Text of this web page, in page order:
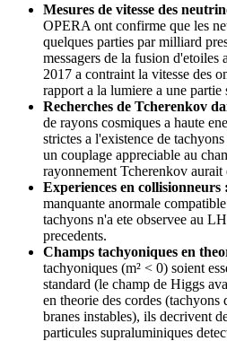
Mesures de vitesse des
OPERA ont confirme que les
quelques parties par milliard
messagers de la fusion d'etoiles
2017 a contraint la vitesse des
rapport a la lumiere a une partie
Recherches de Tcherenkov
de rayons cosmiques a haute
strictes a l'existence de
un couplage appreciable au
rayonnement Tcherenkov aurait
Experiences en collisionneurs :
manquante anormale
tachyons n'a ete observee au
precedents.
Champs tachyoniques en
tachyoniques (m² < 0) soient
standard (le champ de Higgs
en theorie des cordes (tachyons
branes instables), ils decrivent
particules supraluminiques